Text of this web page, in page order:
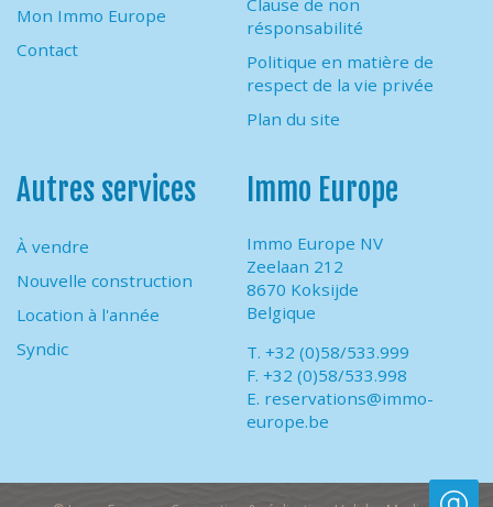
Mon Immo Europe
Contact
Clause de non
résponsabilité
Politique en matière de
respect de la vie privée
Plan du site
Autres services
À vendre
Nouvelle construction
Location à l'année
Syndic
Immo Europe
Immo Europe NV
Zeelaan 212
8670 Koksijde
Belgique
T. +32 (0)58/533.999
F. +32 (0)58/533.998
E. reservations@immo-
europe.be